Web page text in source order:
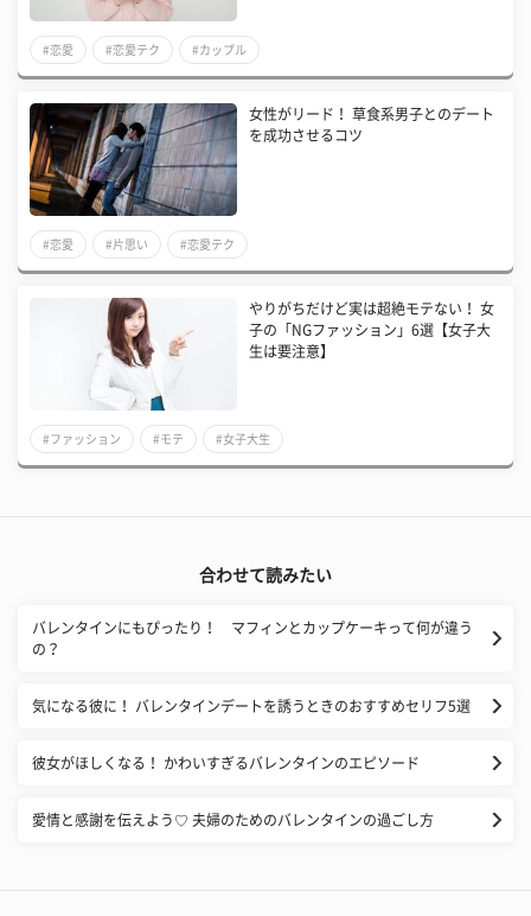
#恋愛 #恋愛テク #カップル
女性がリード！ 草食系男子とのデート
を成功させるコツ
#恋愛 #片思い #恋愛テク
やりがちだけど実は超絶モテない！ 女
子の「NGファッション」6選【女子大
生は要注意】
#ファッション #モテ #女子大生
合わせて読みたい
バレンタインにもぴったり！ マフィンとカップケーキって何が違う
の？
気になる彼に！ バレンタインデートを誘うときのおすすめセリフ5選
彼女がほしくなる！ かわいすぎるバレンタインのエピソード
愛情と感謝を伝えよう♡ 夫婦のためのバレンタインの過ごし方